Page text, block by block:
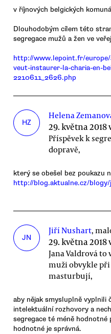
v říjnových belgických
Dlouhodobým cílem této
segregace mužů a žen ve
http://www.lepoint.fr/
veut-instaurer-la-charia-en-
2210611_2626.php
HZ
Helena
29. května 2018
Příspěvek k
dopravě,
který se obešel bez poukazu
http://blog.aktualne.cz/
JN
Jiří Nushart,
29. května 2018
Jana Valdrová
muži obvykle při
masturbují,
aby nějak smysluplně vyplnili
intelektuální rozhovory a
segregace té méně
hodnotné je správná.